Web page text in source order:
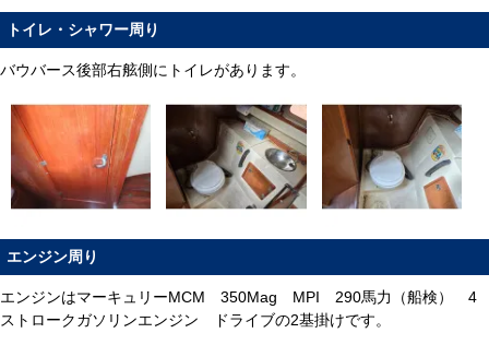
トイレ・シャワー周り
バウバース後部右舷側にトイレがあります。
エンジン周り
エンジンはマーキュリーMCM 350Mag MPI 290馬力（船検） 4
ストロークガソリンエンジン ドライブの2基掛けです。